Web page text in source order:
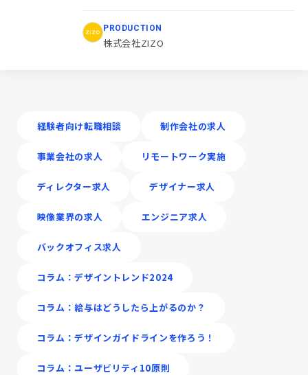
PRODUCTION
株式会社ZIZO
経験者向け転職相談 制作会社の求人
事業会社の求人 リモートワーク実施
ディレクター求人 デザイナー求人
映像業界の求人 エンジニア求人
バックオフィス求人
コラム：デザイントレンド2024
コラム：給与はどうしたら上がるのか？
コラム：デザインガイドラインを作ろう！
コラム：ユーザビリティ10原則